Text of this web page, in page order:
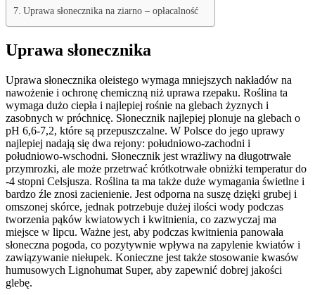
Uprawa słonecznika na ziarno – opłacalność
Uprawa słonecznika
Uprawa słonecznika oleistego wymaga mniejszych nakładów na
nawożenie i ochronę chemiczną niż uprawa rzepaku. Roślina ta
wymaga dużo ciepła i najlepiej rośnie na glebach żyznych i
zasobnych w próchnicę. Słonecznik najlepiej plonuje na glebach o
pH 6,6-7,2, które są przepuszczalne. W Polsce do jego uprawy
najlepiej nadają się dwa rejony: południowo-zachodni i
południowo-wschodni. Słonecznik jest wrażliwy na długotrwałe
przymrozki, ale może przetrwać krótkotrwałe obniżki temperatur do
-4 stopni Celsjusza. Roślina ta ma także duże wymagania świetlne i
bardzo źle znosi zacienienie. Jest odporna na suszę dzięki grubej i
omszonej skórce, jednak potrzebuje dużej ilości wody podczas
tworzenia pąków kwiatowych i kwitnienia, co zazwyczaj ma
miejsce w lipcu. Ważne jest, aby podczas kwitnienia panowała
słoneczna pogoda, co pozytywnie wpływa na zapylenie kwiatów i
zawiązywanie niełupek. Konieczne jest także stosowanie kwasów
humusowych Lignohumat Super, aby zapewnić dobrej jakości
glebę.